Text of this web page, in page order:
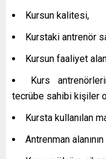
Kursun kalitesi,
Kurstaki antrenör
Kursun faaliyet
Kurs
tecrübe sahibi kişiler
Kursta kullanılan
Antrenman